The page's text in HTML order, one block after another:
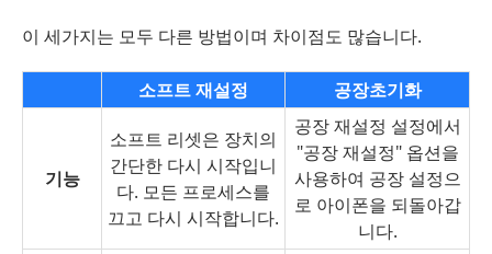
이 세가지는 모두 다른 방법이며 차이점도 많습니다.
소프트 재설정 공장초기화
기능
소프트 리셋은 장치의
간단한 다시 시작입니
다. 모든 프로세스를
끄고 다시 시작합니다.
공장 재설정 설정에서
"공장 재설정" 옵션을
사용하여 공장 설정으
로 아이폰을 되돌아갑
니다.